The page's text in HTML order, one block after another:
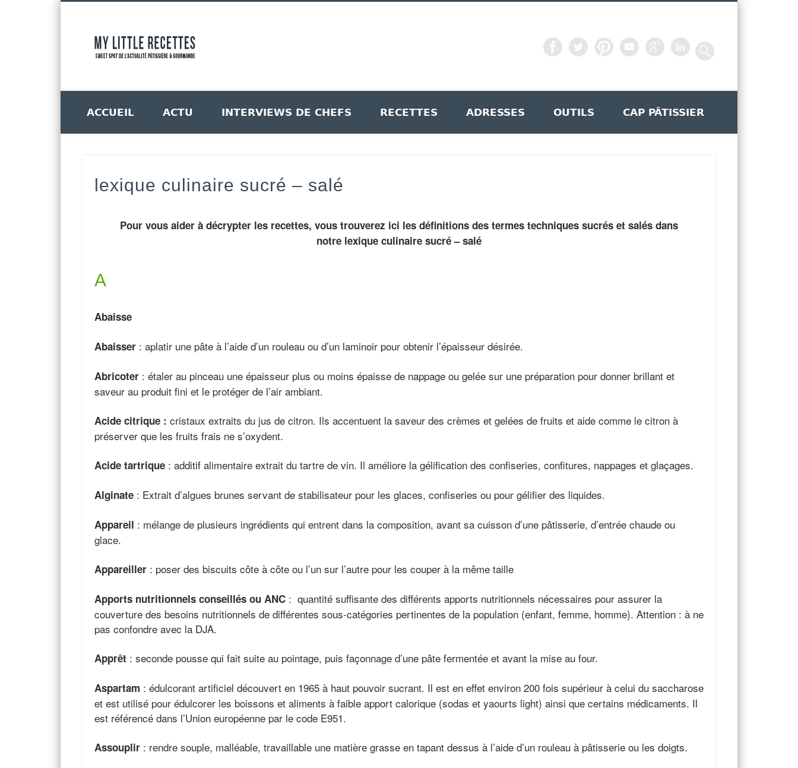
Google+LinkedIn
ACCUEIL ACTU INTERVIEWS DE CHEFS RECETTES ADRESSES OUTILS CAP PÂTISSIER
lexique culinaire sucré – salé
Pour vous aider à décrypter les recettes, vous trouverez ici les définitions des termes techniques sucrés et salés dans
notre lexique culinaire sucré – salé
A
Abaisse
Abaisser: aplatir une pâte à l’aide d’un rouleau ou d’un laminoir pour obtenir l’épaisseur désirée.
Abricoter: étaler au pinceau une épaisseur plus ou moins épaisse de nappage ou gelée sur une préparation pour donner brillant et
saveur au produit fini et le protéger de l’air ambiant.
Acide citrique : cristaux extraits du jus de citron. Ils accentuent la saveur des crèmes et gelées de fruits et aide comme le citron à
préserver que les fruits frais ne s’oxydent.
Acide tartrique: additif alimentaire extrait du tartre de vin. Il améliore la gélification des confiseries, confitures, nappages et glaçages.
Alginate: Extrait d’algues brunes servant de stabilisateur pour les glaces, confiseries ou pour gélifier des liquides.
Appareil : mélange de plusieurs ingrédients qui entrent dans la composition, avant sa cuisson d’une pâtisserie, d’entrée chaude ou
glace.
Appareiller: poser des biscuits côte à côte ou l’un sur l’autre pour les couper à la même taille
Apports nutritionnels conseillés ou ANC: quantité suffisante des différents apports nutritionnels nécessaires pour assurer la
couverture des besoins nutritionnels de différentes sous-catégories pertinentes de la population (enfant, femme, homme). Attention : à ne
pas confondre avec la DJA.
Apprêt : seconde pousse qui fait suite au pointage, puis façonnage d’une pâte fermentée et avant la mise au four.
Aspartam : édulcorant artificiel découvert en 1965 à haut pouvoir sucrant. Il est en effet environ 200 fois supérieur à celui du saccharose
et est utilisé pour édulcorer les boissons et aliments à faible apport calorique (sodas et yaourts light) ainsi que certains médicaments. Il
est référencé dans l’Union européenne par le code E951.
Assouplir: rendre souple, malléable, travaillable une matière grasse en tapant dessus à l’aide d’un rouleau à pâtisserie ou les doigts.